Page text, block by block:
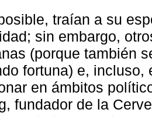
traían a su
sin embargo,
(porque también
fortuna) e,
en ámbitos
fundador de la